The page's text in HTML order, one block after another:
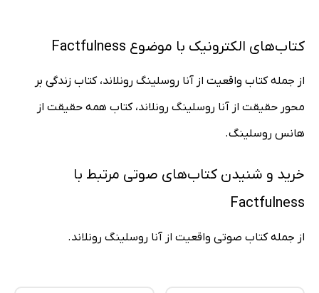
کتاب‌های الکترونیک با موضوع Factfulness
از جمله کتاب واقعیت از آنا روسلینگ رونلاند، کتاب زندگی بر
محور حقیقت از آنا روسلینگ رونلاند، کتاب همه حقیقت از
هانس روسلینگ.
خرید و شنیدن کتاب‌های صوتی مرتبط با
Factfulness
از جمله کتاب صوتی واقعیت از آنا روسلینگ رونلاند.